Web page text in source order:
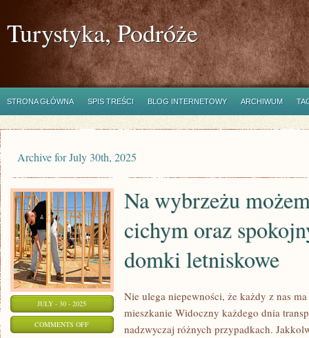
Turystyka, Podróże
STRONA GŁÓWNA SPIS TREŚCI BLOG INTERNETOWY ARCHIWUM
Archive for July 30th, 2025
JULY - 30 - 2025
COMMENTS OFFON
Na wybrzeżu
cichym oraz
domki letniskowe
Nie ulega niepewności, że każdy z nas
mieszkanie Widoczny każdego dnia
nadzwyczaj różnych przypadkach.